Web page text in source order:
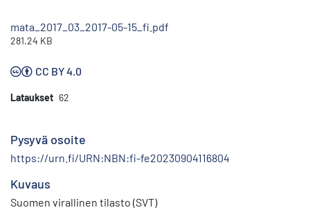
mata_2017_03_2017-05-15_fi.pdf
281.24 KB
CC BY 4.0
Lataukset 62
Pysyvä osoite
https://urn.fi/URN:NBN:fi-fe20230904116804
Kuvaus
Suomen virallinen tilasto (SVT)